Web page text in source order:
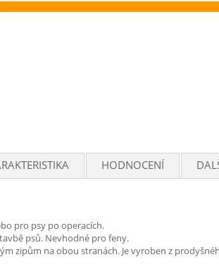
HODNOCENÍ
pro psy po operacích.
psů. Nevhodné pro feny.
zipům na obou stranách. Je vyroben z